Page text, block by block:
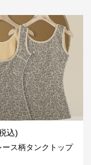
込)
ース柄タンクトップ